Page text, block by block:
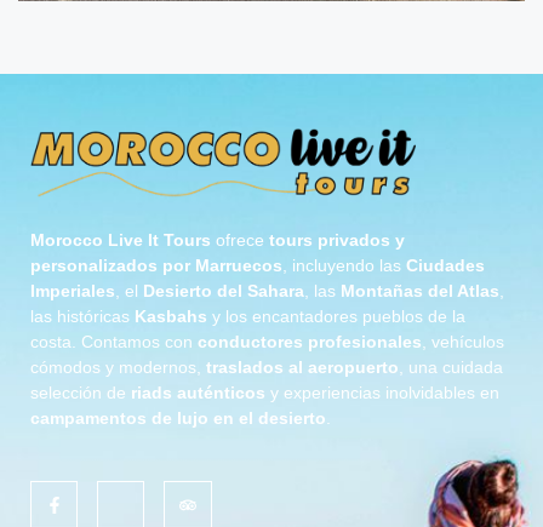
Morocco Live It Tours ofrece tours privados y
personalizados por Marruecos , incluyendo las Ciudades
Imperiales , el Desierto del Sahara , las Montañas del Atlas
las históricas Kasbahs y los encantadores pueblos de la
costa. Contamos con conductores profesionales , vehículos
cómodos y modernos, traslados al aeropuerto , una cuidada
selección de riads auténticos y experiencias inolvidables en
campamentos de lujo en el desierto